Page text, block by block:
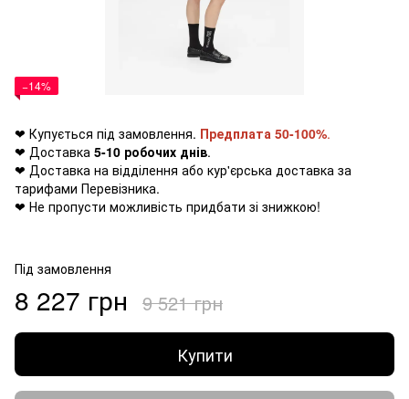
−14%
❤ Купується під замовлення. Предплата 50-100%.
❤ Доставка 5-10 робочих днів.
❤ Доставка на відділення або кур'єрська доставка за
тарифами Перевізника.
❤ Не пропусти можливість придбати зі знижкою!
Під замовлення
8 227 грн 9 521 грн
Купити